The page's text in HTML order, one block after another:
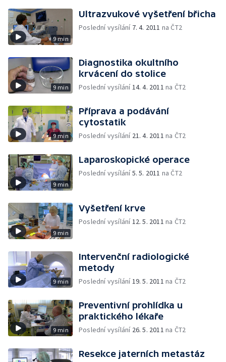
9 min
Ultrazvukové vyšetření břicha
Poslední vysílání 7. 4. 2011 na ČT2
9 min
Diagnostika okultního
krvácení do stolice
Poslední vysílání14. 4. 2011 na ČT2
9 min
Příprava a podávání
cytostatik
Poslední vysílání 21. 4. 2011 na ČT2
9 min
Laparoskopické operace
Poslední vysílání5. 5. 2011 na ČT2
9 min
Vyšetření krve
Poslední vysílání12. 5. 2011 na ČT2
9 min
Intervenční radiologické
metody
Poslední vysílání19. 5. 2011 na ČT2
9 min
Preventivní prohlídka u
praktického lékaře
Poslední vysílání 26. 5. 2011 na ČT2
Resekce jaterních metastáz